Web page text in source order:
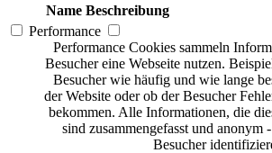
Name Beschreibung
Performance
Performance Cookies sammeln
Besucher eine Webseite nutzen.
Besucher wie häufig und wie lange
der Website oder ob der Besucher
bekommen. Alle Informationen, die
sind zusammengefasst und anonym
Besucher